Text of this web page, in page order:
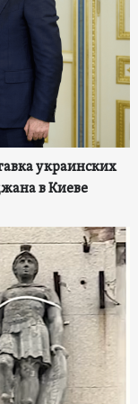
украинских
в Киеве